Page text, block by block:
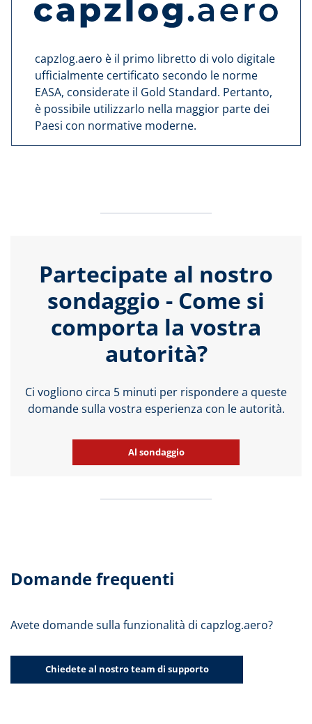
capzlog.aero è il primo libretto di volo digitale
ufficialmente certificato secondo le norme
EASA, considerate il Gold Standard. Pertanto,
è possibile utilizzarlo nella maggior parte dei
Paesi con normative moderne.
Partecipate al nostro
sondaggio - Come si
comporta la vostra
autorità?
Ci vogliono circa 5 minuti per rispondere a queste
domande sulla vostra esperienza con le autorità.
Al sondaggio
Domande frequenti
Avete domande sulla funzionalità di capzlog.aero?
Chiedete al nostro team di supporto